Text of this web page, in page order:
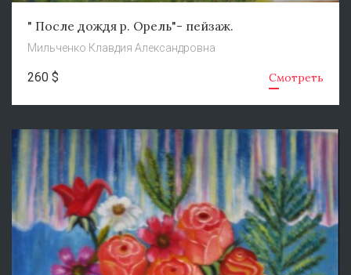
" После дождя р. Орель"- пейзаж.
Мильченко Клавдия Александровна
260 $ Смотреть